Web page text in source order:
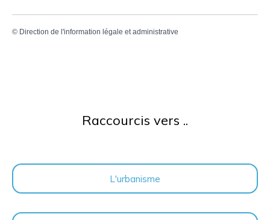
© Direction de l'information légale et administrative
Raccourcis vers ..
L'urbanisme